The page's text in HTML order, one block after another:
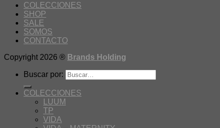
COLECCIONES
SHOP
SALE
SOMOS
CONTACTO
Copyright 2026 ® Brands Holding
Buscar por:
COLECCIONES
LUUM
TP
VIDA